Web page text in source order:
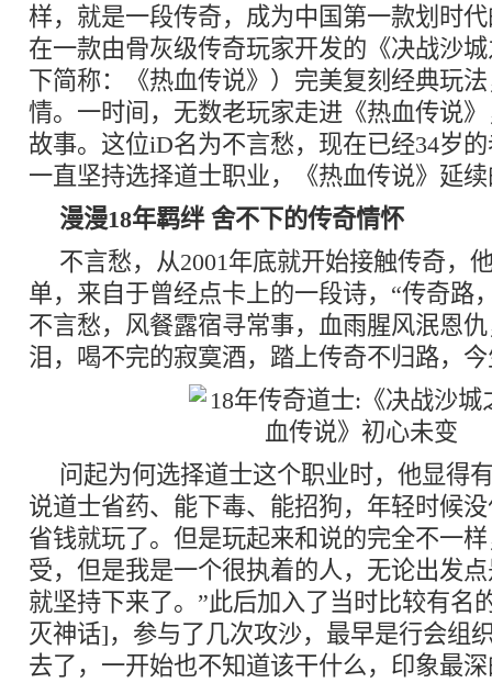
样，就是一段传奇，成为中国第一款划时
在一款由骨灰级传奇玩家开发的《决战沙
下简称：《热血传说》）完美复刻经典玩
情。一时间，无数老玩家走进《热血传说
故事。这位iD名为不言愁，现在已经34岁
一直坚持选择道士职业，《热血传说》延
漫漫18年羁绊 舍不下的传奇情怀
不言愁，从2001年底就开始接触传奇，
单，来自于曾经点卡上的一段诗，“传奇路
不言愁，风餐露宿寻常事，血雨腥风泯恩
泪，喝不完的寂寞酒，踏上传奇不归路，
问起为何选择道士这个职业时，他显得
说道士省药、能下毒、能招狗，年轻时候
省钱就玩了。但是玩起来和说的完全不一
受，但是我是一个很执着的人，无论出发
就坚持下来了。”此后加入了当时比较有名
灭神话]，参与了几次攻沙，最早是行会组
去了，一开始也不知道该干什么，印象最